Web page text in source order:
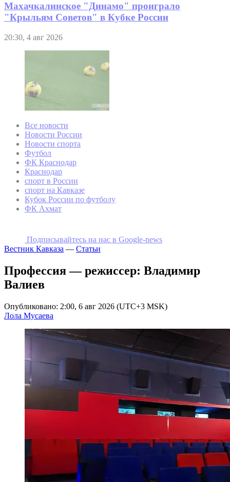
Махачкалинское "Динамо" проиграло
"Крыльям Советов" в Кубке России
20:30, 4 авг 2026
Все новости
Новости России
Новости спорта
Футбол
ФК Краснодар
Краснодар
спорт в России
спорт на Кавказе
Кубок России по футболу
ФК Ахмат
Подписывайтесь на наc в Google-news
Вестник Кавказа — Статьи
Профессия — режиссер: Владимир
Валиев
Опубликовано: 2:00, 6 авг 2026 (UTC+3 MSK)
Лола Мусаева